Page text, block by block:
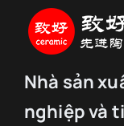
Nhà sản
nghiệp và